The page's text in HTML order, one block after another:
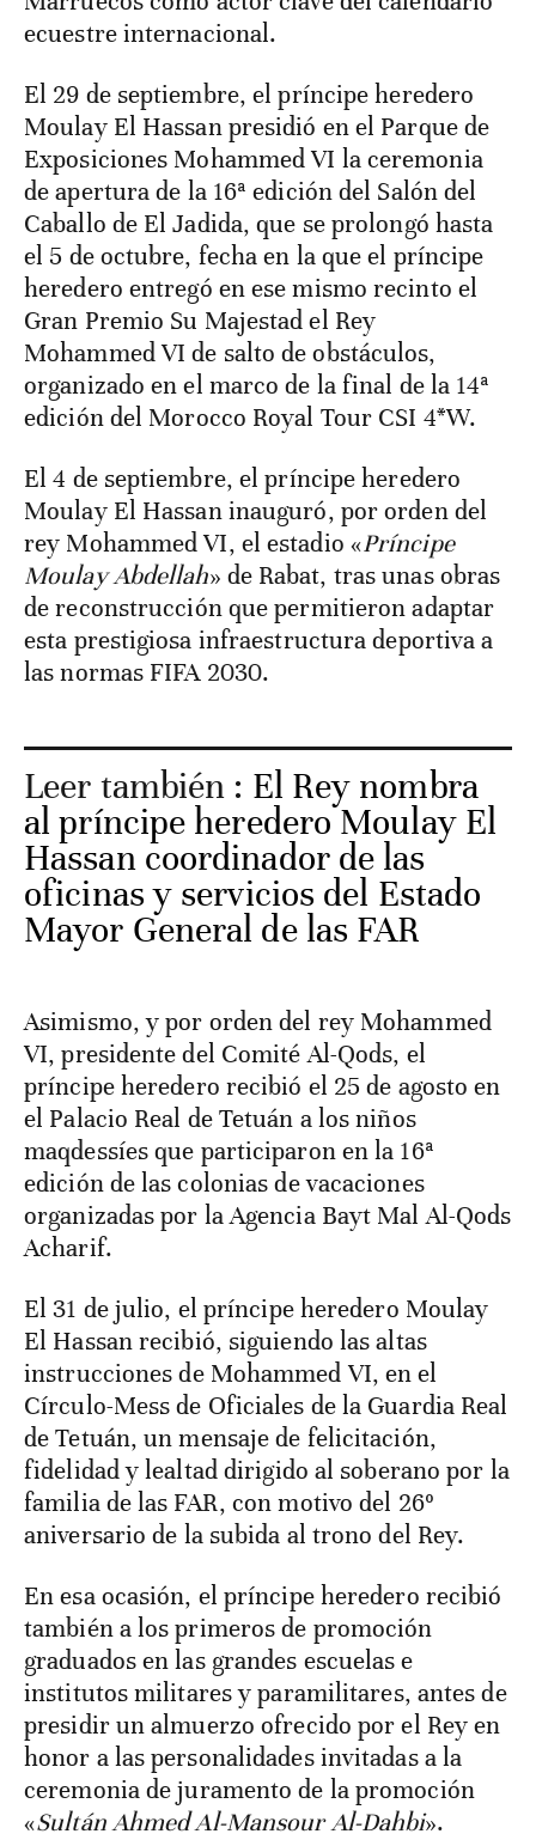
ecuestre internacional.
El 29 de septiembre, el príncipe heredero
Moulay El Hassan presidió en el Parque de
Exposiciones Mohammed VI la ceremonia
de apertura de la 16ª edición del Salón del
Caballo de El Jadida, que se prolongó hasta
el 5 de octubre, fecha en la que el príncipe
heredero entregó en ese mismo recinto el
Gran Premio Su Majestad el Rey
Mohammed VI de salto de obstáculos,
organizado en el marco de la final de la 14ª
edición del Morocco Royal Tour CSI 4*W.
El 4 de septiembre, el príncipe heredero
Moulay El Hassan inauguró, por orden del
rey Mohammed VI, el estadio «Príncipe
Moulay Abdellah» de Rabat, tras unas obras
de reconstrucción que permitieron adaptar
esta prestigiosa infraestructura deportiva a
las normas FIFA 2030.
Leer también : El Rey nombra
al príncipe heredero Moulay El
Hassan coordinador de las
oficinas y servicios del Estado
Mayor General de las FAR
Asimismo, y por orden del rey Mohammed
VI, presidente del Comité Al-Qods, el
príncipe heredero recibió el 25 de agosto en
el Palacio Real de Tetuán a los niños
maqdessíes que participaron en la 16ª
edición de las colonias de vacaciones
organizadas por la Agencia Bayt Mal Al-Qods
Acharif.
El 31 de julio, el príncipe heredero Moulay
El Hassan recibió, siguiendo las altas
instrucciones de Mohammed VI, en el
Círculo-Mess de Oficiales de la Guardia Real
de Tetuán, un mensaje de felicitación,
fidelidad y lealtad dirigido al soberano por la
familia de las FAR, con motivo del 26º
aniversario de la subida al trono del Rey.
En esa ocasión, el príncipe heredero recibió
también a los primeros de promoción
graduados en las grandes escuelas e
institutos militares y paramilitares, antes de
presidir un almuerzo ofrecido por el Rey en
honor a las personalidades invitadas a la
ceremonia de juramento de la promoción
«Sultán Ahmed Al-Mansour Al-Dahbi».